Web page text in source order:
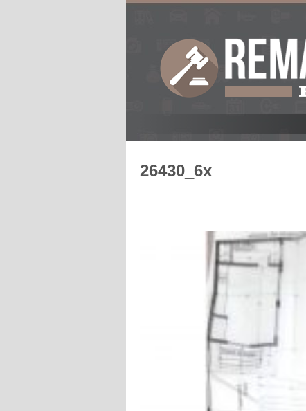
26430_6x